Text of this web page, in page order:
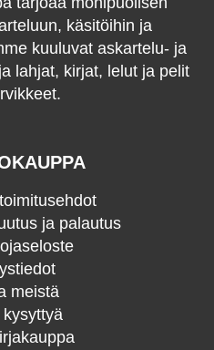
käsitöihin ja
kuuluvat askartelu- ja
lahjat, kirjat, lelut ja pelit
ja palautus
meistä
kysyttyä